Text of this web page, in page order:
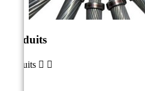
Produits
Produits  